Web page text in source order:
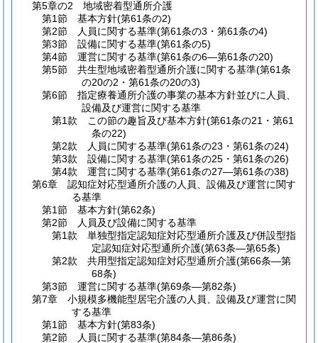
第5章の2
地域密着型通所介護
第1節
基本方針(第61条の2)
第2節
人員に関する基準(第61条の3・第61条の4)
第3節
設備に関する基準(第61条の5)
第4節
運営に関する基準(第61条の6―第61条の20)
第5節
共生型地域密着型通所介護に関する基準(第61条
の20の2・第61条の20の3)
第6節
指定療養通所介護の事業の基本方針並びに人員、
設備及び運営に関する基準
第1款
この節の趣旨及び基本方針(第61条の21・第61
条の22)
第2款
人員に関する基準(第61条の23・第61条の24)
第3款
設備に関する基準(第61条の25・第61条の26)
第4款
運営に関する基準(第61条の27―第61条の38)
第6章
認知症対応型通所介護の人員、設備及び運営に関す
る基準
第1節
基本方針(第62条)
第2節
人員及び設備に関する基準
第1款
単独型指定認知症対応型通所介護及び併設型指
定認知症対応型通所介護(第63条―第65条)
第2款
共用型指定認知症対応型通所介護(第66条―第
68条)
第3節
運営に関する基準(第69条―第82条)
第7章
小規模多機能型居宅介護の人員、設備及び運営に関
する基準
第1節
基本方針(第83条)
第2節
人員に関する基準(第84条―第86条)